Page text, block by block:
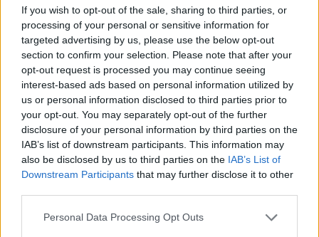
If you wish to opt-out of the sale, sharing to third parties, or
processing of your personal or sensitive information for
targeted advertising by us, please use the below opt-out
section to confirm your selection. Please note that after your
opt-out request is processed you may continue seeing
interest-based ads based on personal information utilized by
us or personal information disclosed to third parties prior to
your opt-out. You may separately opt-out of the further
disclosure of your personal information by third parties on the
IAB’s list of downstream participants. This information may
also be disclosed by us to third parties on the IAB’s List of
Downstream Participants that may further disclose it to other
Personal Data Processing Opt Outs
energiaellátás átalakításának aktuális kérdéseiről a
Portfolio június 7-i konferenciáján is szó lesz. Még nem
késő jelentkezni!Információ és jelentkezés Az emeléssel a
gázolaj átlagára 410 forintra nő, a benziné 398 forint
marad. Az üzemanyagok ára legutóbb múlt pénteken
változott, akkor bruttó 6-6 forinttal emelkedett...
KEDVES OLVASÓNK!
A keresett cikk a portfolio.hu hírarchívumához